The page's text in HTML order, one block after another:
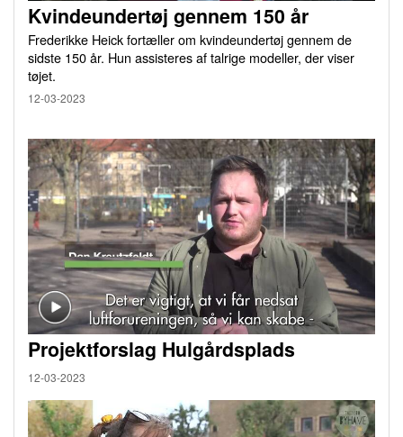
Kvindeundertøj gennem 150 år
Frederikke Heick fortæller om kvindeundertøj gennem de
sidste 150 år. Hun assisteres af talrige modeller, der viser
tøjet.
12-03-2023
Projektforslag Hulgårdsplads
12-03-2023